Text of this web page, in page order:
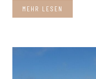
MEHR LESEN